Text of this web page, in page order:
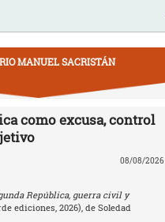
MANUEL SACRISTÁN
como excusa, control
08/08/2026
República, guerra civil y
ediciones, 2026), de Soledad